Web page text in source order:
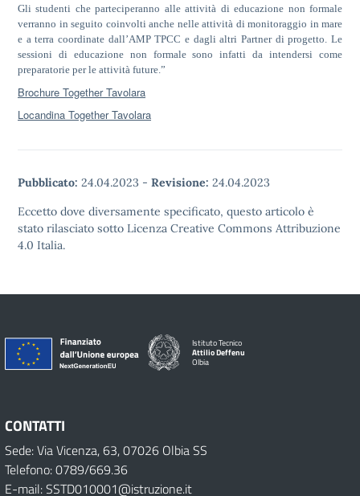
Gli studenti che parteciperanno alle attività di educazione non formale
verranno in seguito coinvolti anche nelle attività di monitoraggio in mare
e a terra coordinate dall’AMP TPCC e dagli altri Partner di progetto. Le
sessioni di educazione non formale sono infatti da intendersi come
preparatorie per le attività future.”
Brochure Together Tavolara
Locandina Together Tavolara
Pubblicato: 24.04.2023 - Revisione: 24.04.2023
Eccetto dove diversamente specificato, questo articolo è
stato rilasciato sotto Licenza Creative Commons Attribuzione
4.0 Italia.
Istituto Tecnico
Attilio Deffenu
Olbia
CONTATTI
Sede: Via Vicenza, 63, 07026 Olbia SS
Telefono: 0789/669.36
E-mail: SSTD010001@istruzione.it